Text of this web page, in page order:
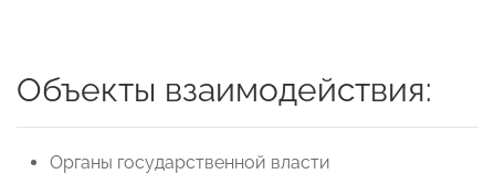
Объекты взаимодействия:
Органы государственной власти